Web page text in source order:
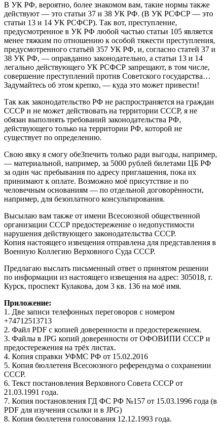
В УК РФ, вероятно, более знакомом вам, такие нормы также
действуют — это статьи 37 и 38 УК РФ. (В УК РСФСР — это
статьи 13 и 14 УК РСФСР). Так вот, преступление,
предусмотренное в УК РФ любой частью статьи 105 является
менее тяжким по отношению к особой тяжести преступления,
предусмотренного статьёй 357 УК РФ, и, согласно статей 37 и
38 УК РФ, — оправданно законодательно, а статьи 13 и 14
легально действующего УК РСФСР запрещают, в том числе,
совершение преступлений против Советского государства…
Задумайтесь об этом крепко, — куда это может привести!
Так как законодательство РФ не распространяется на граждан
СССР и не может действовать на территории СССР, я не
обязан выполнять требований законодательства РФ,
действующего только на территории РФ, которой не
существует по определению.
Свою явку я смогу обеЗпечить только ради выгоды, например,
— материальной, например, за 5000 рублей билетами ЦБ РФ
за один час пребывания по адресу приглашения, пока их
принимают к оплате. Возможно моё присутствие и по
человечным основаниям — по отдельной договорённости,
например, для безоплатного консультирования.
Высылаю вам также от имени Всесоюзной общественной
организации СССР предостережение о недопустимости
нарушения действующего законодательства СССР.
Копия настоящего извещения отправлена для представления в
Военную Коллегию Верховного Суда СССР.
Предлагаю выслать письменный ответ о принятом решении
по информации из настоящего извещения на адрес: 305018, г.
Курск, проспект Кулакова, дом 3 кв. 136 на моё имя.
Приложение:
1. Две записи телефонных переговоров с номером
+74712513713
2. Файл PDF с копией доверенности и предостережением.
3. Файлы в JPG копий доверенности от ОФОВИПИ СССР и
предостережения на трёх листах.
4. Копия справки УФМС РФ от 15.02.2016
5. Копия бюллетеня Всесоюзного референдума о сохранении
СССР.
6. Текст постановления Верховного Совета СССР от
21.03.1991 года.
7. Копия постановления ГД ФС РФ №157 от 15.03.1996 года (в
PDF для изучения ссылки и в JPG)
8. Копия бюллетеня голосования 12.12.1993 года.